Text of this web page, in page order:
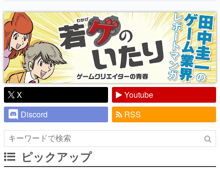
り】
X
Youtube
Discord
RSS
ピックアップ